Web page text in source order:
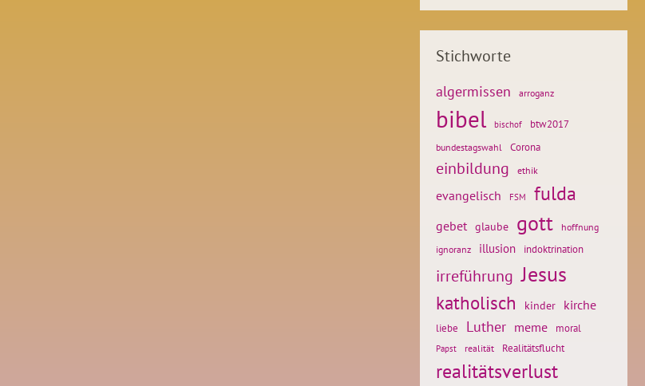
Stichworte
algermissen arroganz
bibel bischof btw2017
bundestagswahl Corona
einbildung ethik
evangelisch FSM fulda
gebet glaube gott
hoffnung
ignoranz
illusion indoktrination
irreführung Jesus
katholisch kinder kirche
liebe Luther meme moral
Papst realität Realitätsflucht
realitätsverlust